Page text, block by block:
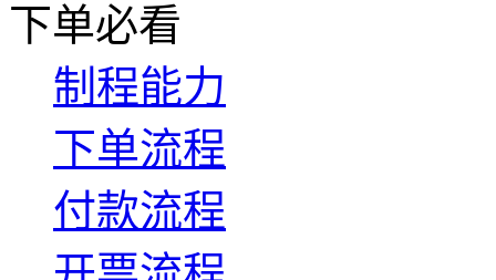
下单必看
制程能力
下单流程
付款流程